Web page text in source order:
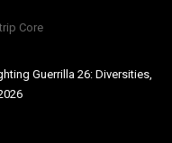
Core
Guerrilla 26: Diversities,